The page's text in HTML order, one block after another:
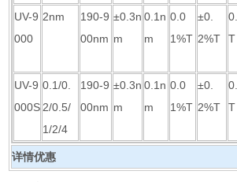
UV-9
000
2nm
190-9
00nm
±0.3n
m
0.1n
m
0.0
1%T
±0.
2%T
T
UV-9
000S
0.1/0.
2/0.5/
1/2/4
190-9
00nm
±0.3n
m
0.1n
m
0.0
1%T
±0.
2%T
T
详情优惠